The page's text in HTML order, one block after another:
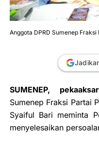
Anggota DPRD Sumenep Fraksi
SUMENEP,
Sumenep Fraksi Partai
Syaiful Bari meminta
menyelesaikan